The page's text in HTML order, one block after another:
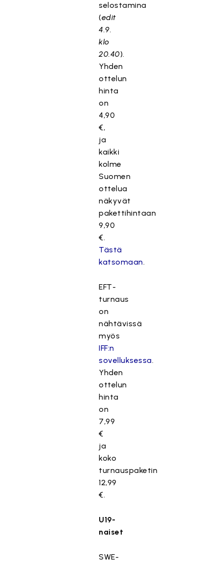
selostamina
(edit
4.9.
klo
20.40).
Yhden
ottelun
hinta
on
4,90
€,
ja
kaikki
kolme
Suomen
ottelua
näkyvät
pakettihintaan
9,90
€.
Tästä
katsomaan.
EFT-
turnaus
on
nähtävissä
myös
IFF:n
sovelluksessa.
Yhden
ottelun
hinta
on
7,99
€
ja
koko
turnauspaketin
12,99
€.
U19-
naiset
SWE-